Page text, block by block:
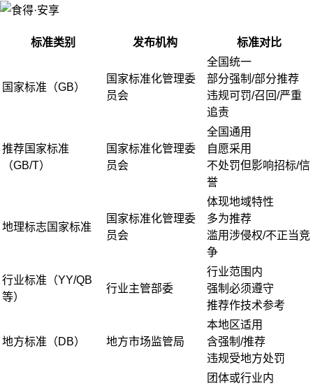
标准类别 发布机构 标准对比
国家标准（GB）
国家标准化管理委
员会
全国统一
部分强制/部分推荐
违规可罚/召回/严重
追责
推荐国家标准
（GB/T）
国家标准化管理委
员会
全国通用
自愿采用
不处罚但影响招标/信
誉
地理标志国家标准
国家标准化管理委
员会
体现地域特性
多为推荐
滥用涉侵权/不正当竞
争
行业标准（YY/QB
等）
行业主管部委
行业范围内
强制必须遵守
推荐作技术参考
地方标准（DB） 地方市场监管局
本地区适用
含强制/推荐
违规受地方处罚
团体或行业内